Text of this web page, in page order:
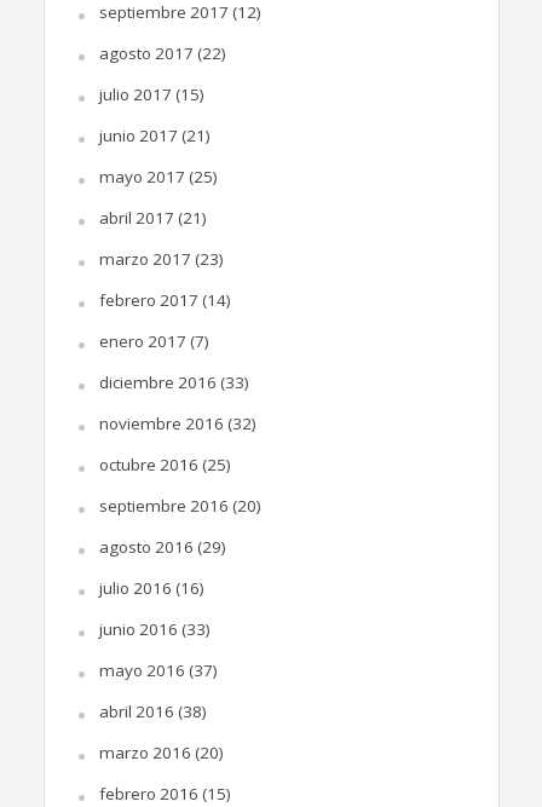
septiembre 2017 (12)
agosto 2017 (22)
julio 2017 (15)
junio 2017 (21)
mayo 2017 (25)
abril 2017 (21)
marzo 2017 (23)
febrero 2017 (14)
enero 2017 (7)
diciembre 2016 (33)
noviembre 2016 (32)
octubre 2016 (25)
septiembre 2016 (20)
agosto 2016 (29)
julio 2016 (16)
junio 2016 (33)
mayo 2016 (37)
abril 2016 (38)
marzo 2016 (20)
febrero 2016 (15)